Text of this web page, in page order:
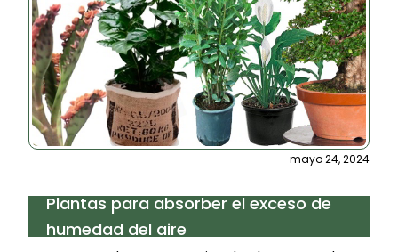
mayo 24, 2024
Plantas para absorber el exceso de
humedad del aire